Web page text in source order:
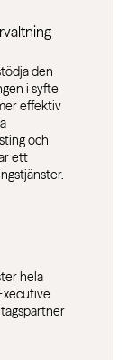
den
i syfte
effektiv
och
ett
hela